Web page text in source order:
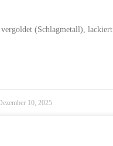
(Schlagmetall), lackiert
Dezember 10, 2025